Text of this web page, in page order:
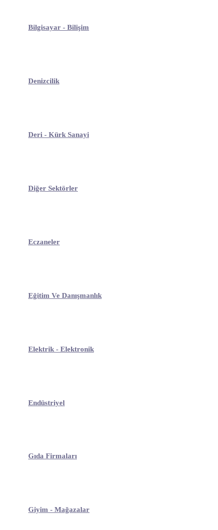
Bilgisayar - Bilişim
Denizcilik
Deri - Kürk Sanayi
Diğer Sektörler
Eczaneler
Eğitim Ve Danışmanlık
Elektrik - Elektronik
Endüstriyel
Gıda Firmaları
Giyim - Mağazalar